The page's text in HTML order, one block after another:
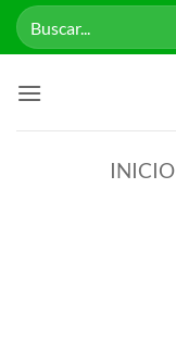
Saltar
Buscar
por:
INICIO